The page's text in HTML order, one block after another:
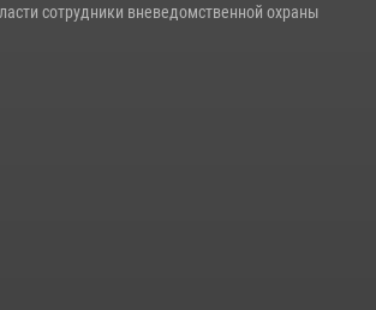
сотрудники вневедомственной охраны